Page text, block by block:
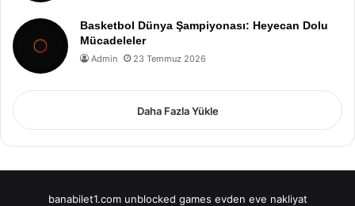
Basketbol Dünya Şampiyonası: Heyecan Dolu
Mücadeleler
Admin 23 Temmuz 2026
Daha Fazla Yükle
banabilet1.com unblocked games evden eve nakliyat